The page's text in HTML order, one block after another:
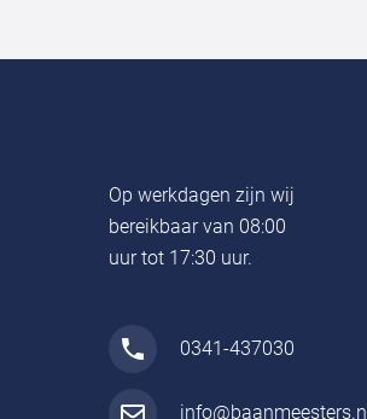
Op werkdagen zijn wij
bereikbaar van 08:00
uur tot 17:30 uur.
0341-437030
info@baanmeesters.nl